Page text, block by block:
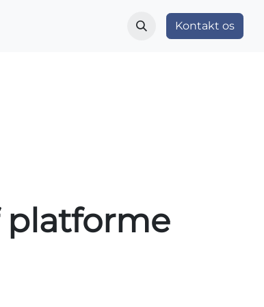
Vær med Om OS2
Kontakt os
platforme